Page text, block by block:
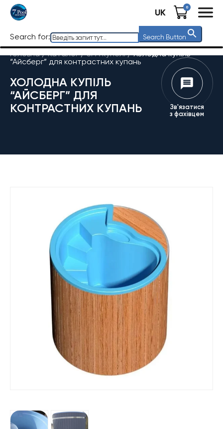
UK 0
Search for: Search Button
Головна / Каталог/SPA купелі/Холодна купіль
“Айсберг” для контрастних купань
ХОЛОДНА КУПІЛЬ
“АЙСБЕРГ” ДЛЯ
КОНТРАСТНИХ КУПАНЬ
Зв'язатися
з фахівцем